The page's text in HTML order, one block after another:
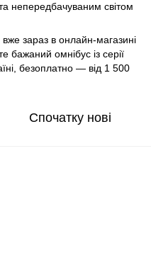
непередбачуваним світом
зараз в онлайн-магазині
бажаний омнібус із серії
безоплатно — від 1 500
Спочатку нові